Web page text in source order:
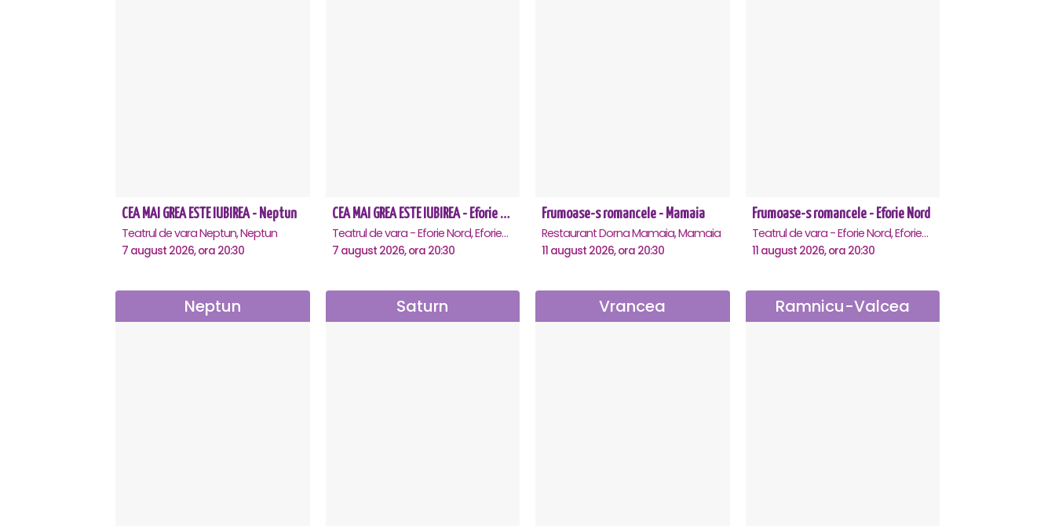
CEA MAI GREA ESTE IUBIREA - Neptun
Teatrul de vara Neptun, Neptun
7 august 2026, ora 20:30
CEA MAI GREA ESTE IUBIREA - Eforie Nord
Teatrul de vara - Eforie Nord, Eforie-Nord
7 august 2026, ora 20:30
Frumoase-s romancele - Mamaia
Restaurant Dorna Mamaia, Mamaia
11 august 2026, ora 20:30
Frumoase-s romancele - Eforie Nord
Teatrul de vara - Eforie Nord, Eforie-Nord
11 august 2026, ora 20:30
Neptun Saturn Vrancea Ramnicu-Valcea